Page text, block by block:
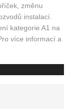
změnu
instalací.
kategorie A1 na
více informací a